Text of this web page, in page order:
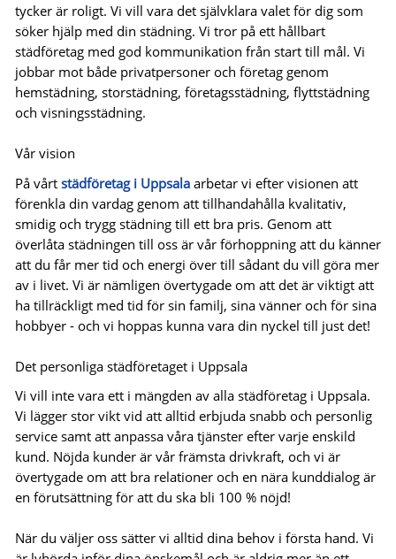
tycker är roligt. Vi vill vara det självklara valet för dig som
söker hjälp med din städning. Vi tror på ett hållbart
städföretag med god kommunikation från start till mål. Vi
jobbar mot både privatpersoner och företag genom
hemstädning, storstädning, företagsstädning, flyttstädning
och visningsstädning.
Vår vision
På vårt städföretag i Uppsalaarbetar vi efter visionen att
förenkla din vardag genom att tillhandahålla kvalitativ,
smidig och trygg städning till ett bra pris. Genom att
överlåta städningen till oss är vår förhoppning att du känner
att du får mer tid och energi över till sådant du vill göra mer
av i livet. Vi är nämligen övertygade om att det är viktigt att
ha tillräckligt med tid för sin familj, sina vänner och för sina
hobbyer - och vi hoppas kunna vara din nyckel till just det!
Det personliga städföretaget i Uppsala
Vi vill inte vara ett i mängden av alla städföretag i Uppsala.
Vi lägger stor vikt vid att alltid erbjuda snabb och personlig
service samt att anpassa våra tjänster efter varje enskild
kund. Nöjda kunder är vår främsta drivkraft, och vi är
övertygade om att bra relationer och en nära kunddialog är
en förutsättning för att du ska bli 100 % nöjd!
När du väljer oss sätter vi alltid dina behov i första hand. Vi